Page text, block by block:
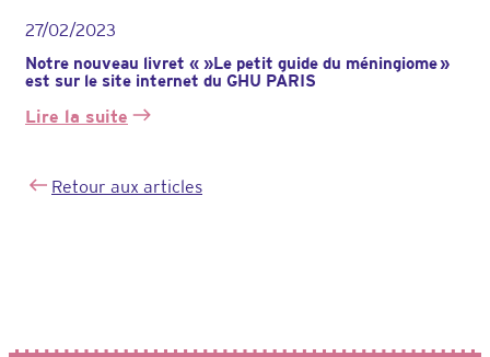
données
et
recommandations
27/02/2023
Notre nouveau livret « »Le petit guide du méningiome »
est sur le site internet du GHU PARIS
Lire la suite
:
livret
sur
Retour aux articles